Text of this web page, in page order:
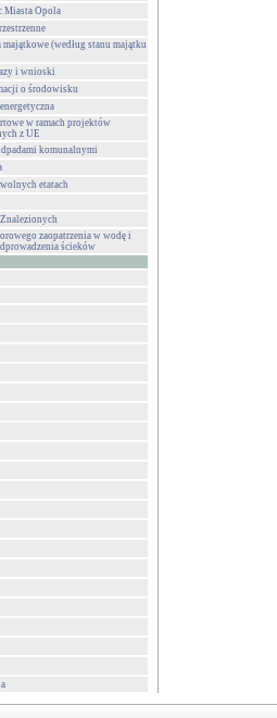
Miasta Opola
majątkowe (według stanu majątku
i wnioski
o środowisku
w ramach projektów
z UE
komunalnymi
etatach
zaopatrzenia w wodę i
ścieków